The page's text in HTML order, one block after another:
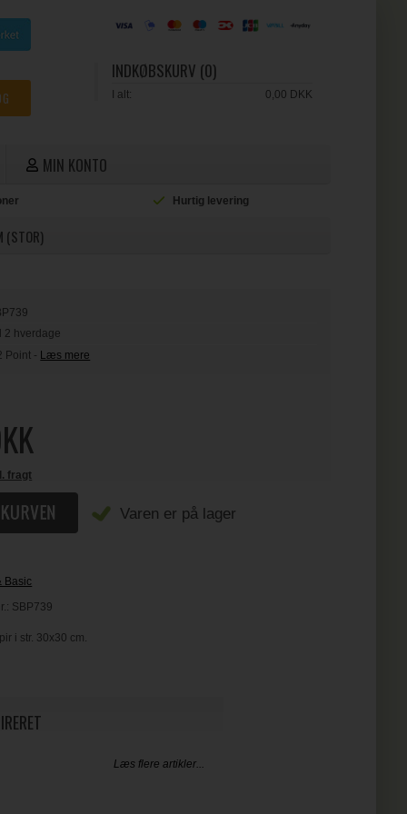
INDKØBSKURV (0)
I alt: 0,00 DKK
MIN KONTO
Hurtig levering
(STOR)
2 hverdage
Point - Læs mere
fragt
Varen er på lager
Basic
SBP739
i str. 30x30 cm.
Læs flere artikler...